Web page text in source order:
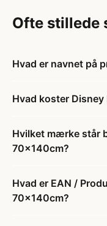
Ofte stillede
Hvad er navnet på
Hvad koster
Hvilket mærke står
70x140cm?
Hvad er EAN /
70x140cm?